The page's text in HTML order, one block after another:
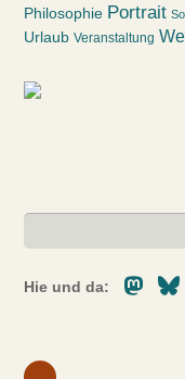
Philosophie Portrait
Urlaub Veranstaltung
Hie und da: